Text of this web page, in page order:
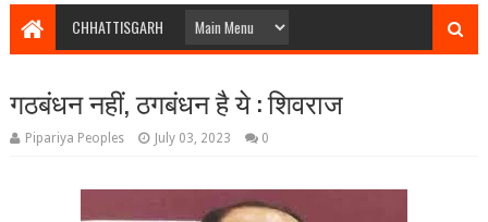
CHHATTISGARH
गठबंधन नहीं, ठगबंधन है ये : शिवराज
Pipariya Peoples July 03, 2023 0